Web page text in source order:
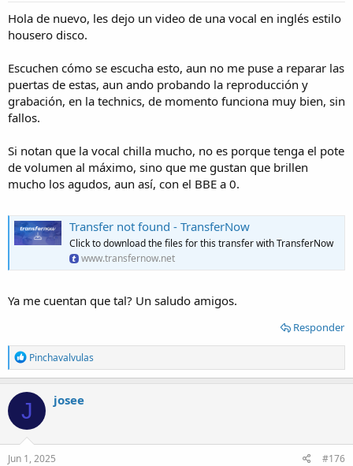
Hola de nuevo, les dejo un video de una vocal en inglés estilo
housero disco.
Escuchen cómo se escucha esto, aun no me puse a reparar las
puertas de estas, aun ando probando la reproducción y
grabación, en la technics, de momento funciona muy bien, sin
fallos.
Si notan que la vocal chilla mucho, no es porque tenga el pote
de volumen al máximo, sino que me gustan que brillen
mucho los agudos, aun así, con el BBE a 0.
Transfer not found - TransferNow
Click to download the files for this transfer with TransferNow
www.transfernow.net
Ya me cuentan que tal? Un saludo amigos.
Responder
R
e
a
c
t
i
o
n
Pinchavalvulas
J josee
Jun 1, 2025 #176